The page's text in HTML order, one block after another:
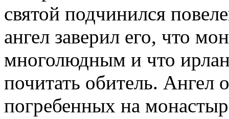
святой подчинился
ангел заверил его, что
многолюдным и что
почитать обитель. Ангел
погребенных на